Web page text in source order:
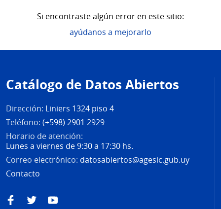
Si encontraste algún error en este sitio:
ayúdanos a mejorarlo
de
página
Catálogo de Datos Abiertos
Dirección: Liniers 1324 piso 4
Teléfono: (+598) 2901 2929
Horario de atención:
Lunes a viernes de 9:30 a 17:30 hs.
Correo electrónico: datosabiertos@agesic.gub.uy
Contacto
FacebookTwitterYouTube